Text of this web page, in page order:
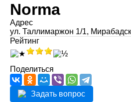
Norma
Адрес
ул. Таллимаржон 1/1,
Рейтинг
Поделиться
Задать вопрос